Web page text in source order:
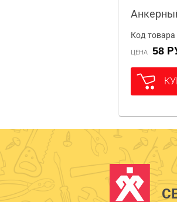
Код
ЦЕНА 58